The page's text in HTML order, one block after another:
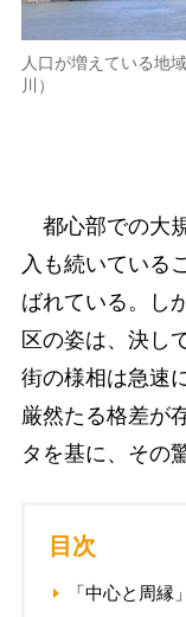
人口が増えている地
川）
都心部での大
入も続いている
ばれている。し
区の姿は、決し
街の様相は急速
厳然たる格差が
タを基に、その
目次
「中心と周